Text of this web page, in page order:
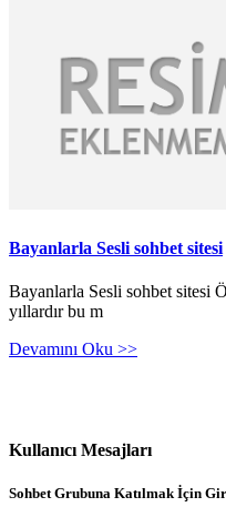
Bayanlarla Sesli sohbet sitesi
Bayanlarla Sesli sohbet sitesi
yıllardır bu m
Devamını Oku >>
Kullanıcı Mesajları
Sohbet Grubuna Katılmak İçin